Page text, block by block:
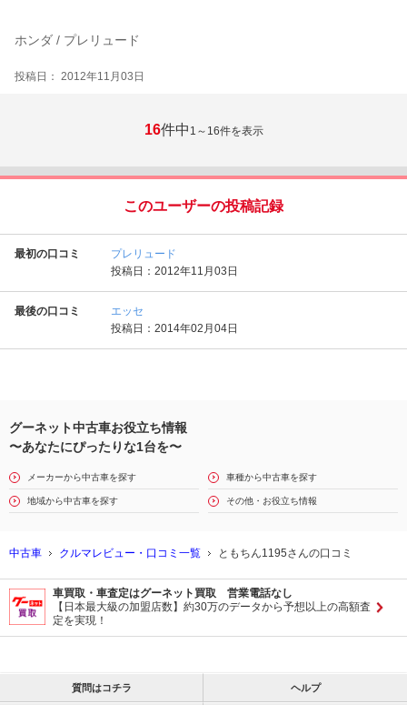
ホンダ / プレリュード
投稿日： 2012年11月03日
16件中 1～16件を表示
このユーザーの投稿記録
最初の口コミ
プレリュード
投稿日：2012年11月03日
最後の口コミ
エッセ
投稿日：2014年02月04日
グーネット中古車お役立ち情報
〜あなたにぴったりな1台を〜
メーカーから中古車を探す 車種から中古車を探す
地域から中古車を探す その他・お役立ち情報
中古車 クルマレビュー・口コミ一覧 ともちん1195さんの口コミ
車買取・車査定はグーネット買取 営業電話なし
【日本最大級の加盟店数】約30万のデータから予想以上の高額査
定を実現！
質問はコチラ ヘルプ